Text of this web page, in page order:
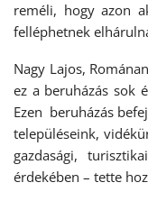
reméli, hogy azon
felléphetnek
Nagy Lajos,
ez a beruházás sok
Ezen beruházás
településeink,
gazdasági,
érdekében – tette